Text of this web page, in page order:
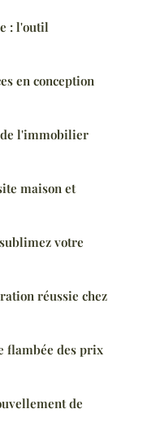
: l'outil
en conception
de l'immobilier
maison et
votre
réussie chez
flambée des prix
de